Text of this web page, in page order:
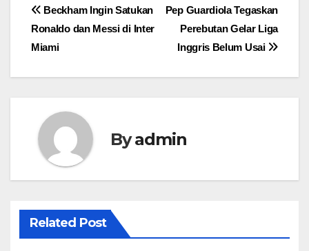
Post
navigation
Pep Guardiola Tegaskan
Perebutan Gelar Liga
Inggris Belum Usai
Beckham Ingin Satukan
Ronaldo dan Messi di Inter
Miami
Byadmin
Related Post